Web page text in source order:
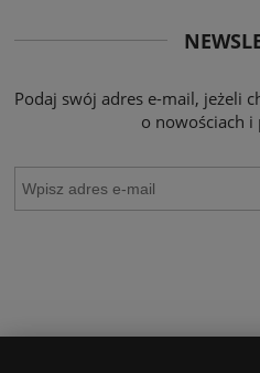
Podaj swój adres e-mail, jeżeli
o nowościach i